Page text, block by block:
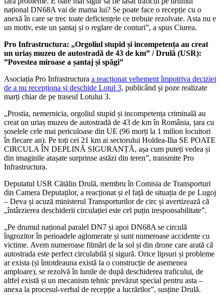
național DN68A vai de mama lui? Se poate face o recepție cu o
anexă în care se trec toate deficiențele ce trebuie rezolvate. Asta nu e
un motiv, este un șantaj și o reglare de conturi”, a spus Ciurea.
Pro Infrastructura: „Orgoliul stupid și incompetența au creat
un uriaș muzeu de autostradă de 43 de km” / Drulă (USR):
”Povestea miroase a șantaj și spăgi”
Asociația Pro Infrastructura a reacționat vehement împotriva deciziei
de a nu recepționa și deschide Lotul 3, publicând și poze realizate
marți chiar de pe traseul Lotului 3.
„Prostia, nemernicia, orgoliul stupid și incompetența criminală au
creat un uriaș muzeu de autostradă de 43 de km în România, țara cu
șoselele cele mai periculoase din UE (96 morți la 1 milion locuitori
în fiecare an). Pe toți cei 21 km ai sectorului Holdea-Ilia SE POATE
CIRCULA ÎN DEPLINĂ SIGURANȚĂ, așa cum puteți vedea și
din imaginile atașate surprinse astăzi din teren”, transmite Pro
Infrastructura.
Deputatul USR Cătălin Drulă, membru în Comisia de Transporturi
din Camera Deputaților, a reacționat și el față de situația de pe Lugoj
– Deva și acuză ministerul Transporturilor de circ și avertizează că
„întârzierea deschiderii circulației este cel puțin iresponsabilitate”.
„Pe drumul național paralel DN7 și apoi DN68A se circulă
îngrozitor în perioadele aglomerate și sunt numeroase accidente cu
victime. Avem numeroase filmări de la sol și din drone care arată că
autostrada este perfect circulabilă și sigură. Orice lipsuri și probleme
ar exista (și întotdeauna există la o construcție de asemenea
amploare), se rezolvă în lunile de după deschiderea traficului, de
altfel există și un mecanism tehnic prevăzut special pentru asta –
anexa la procesul-verbal de recepție a lucrărilor”, susține Drulă.